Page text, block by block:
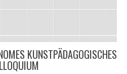
KUNSTPÄDAGOGISCHES